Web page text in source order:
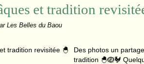
et tradition
Les Belles du Baou
Des photos un
tradition 🐣🪺🐓